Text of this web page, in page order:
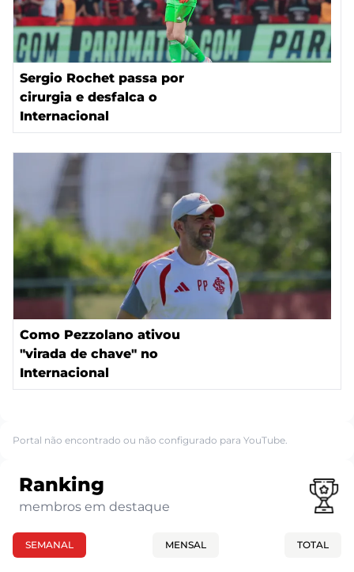
Sergio Rochet passa por
cirurgia e desfalca o
Internacional
Como Pezzolano ativou
"virada de chave" no
Internacional
Portal não encontrado ou não configurado para YouTube.
Ranking
membros em destaque
SEMANAL MENSAL TOTAL